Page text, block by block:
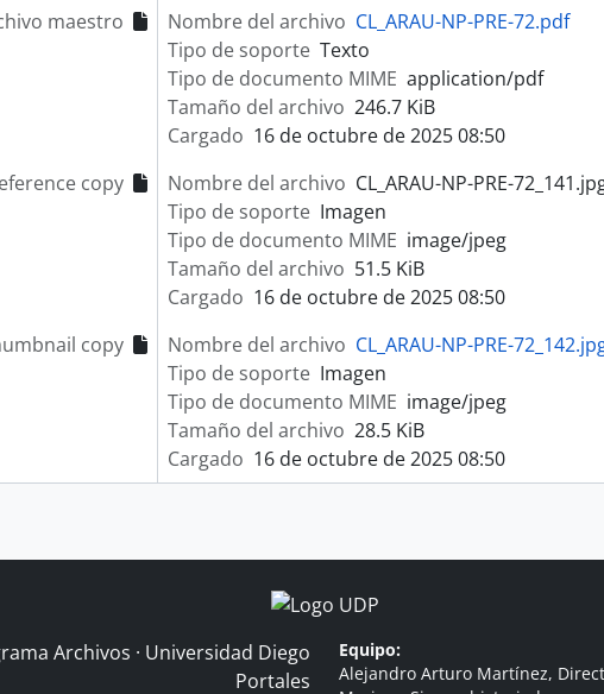
maestro Nombre del archivo CL_ARAU-NP-PRE-72.pdf
Tipo de soporte Texto
Tipo de documento MIME application/pdf
Tamaño del archivo 246.7 KiB
Cargado 16 de octubre de 2025 08:50
copy
Nombre del archivo CL_ARAU-NP-PRE-
Tipo de soporte Imagen
Tipo de documento MIME image/jpeg
Tamaño del archivo 51.5 KiB
Cargado 16 de octubre de 2025 08:50
copy
Nombre del archivo CL_ARAU-NP-PRE-
Tipo de soporte Imagen
Tipo de documento MIME image/jpeg
Tamaño del archivo 28.5 KiB
Cargado 16 de octubre de 2025 08:50
Archivos · Universidad Diego
Portales
Equipo:
Alejandro Arturo Martínez,